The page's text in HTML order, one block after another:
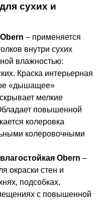
сухих и
– применяется
внутри сухих
влажностью:
Краска интерьерная
«дышащее»
мелкие
повышенной
колеровка
колеровочными
Obern –
окраски стен и
подсобках,
с повышенной